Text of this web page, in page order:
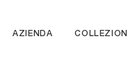
AZIENDA COLLEZIONI